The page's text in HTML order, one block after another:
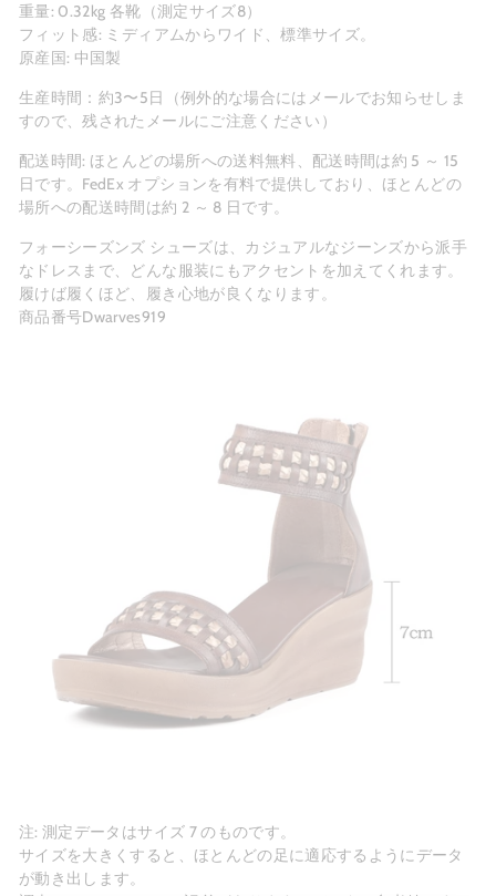
重量: 0.32kg 各靴（測定サイズ8）
フィット感: ミディアムからワイド、標準サイズ。
原産国: 中国製
生産時間：約3〜5日（例外的な場合にはメールでお知らせしま
すので、残されたメールにご注意ください）
配送時間: ほとんどの場所への送料無料、配送時間は約 5 ～ 15
日です。FedEx オプションを有料で提供しており、ほとんどの
場所への配送時間は約 2 ～ 8 日です。
フォーシーズンズ シューズは、カジュアルなジーンズから派手
なドレスまで、どんな服装にもアクセントを加えてくれます。
履けば履くほど、履き心地が良くなります。
商品番号Dwarves919
注: 測定データはサイズ 7 のものです。
サイズを大きくすると、ほとんどの足に適応するようにデータ
が動き出します。